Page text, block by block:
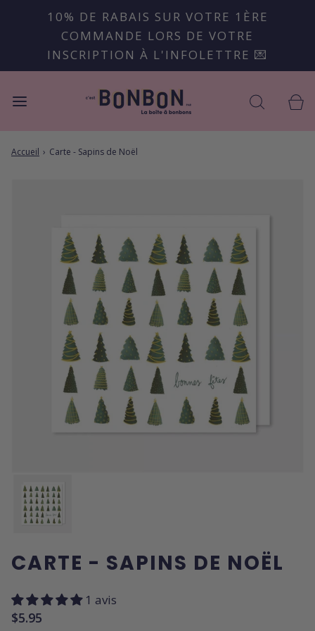
10% DE RABAIS SUR VOTRE 1ÈRE
COMMANDE LORS DE VOTRE
INSCRIPTION À L'INFOLETTRE 💌
Accueil › Carte - Sapins de Noël
CARTE - SAPINS DE NOËL
1 avis
$5.95